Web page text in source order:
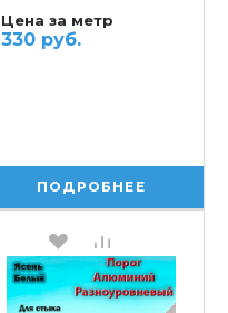
Цена за метр
330 руб.
ПОДРОБНЕЕ